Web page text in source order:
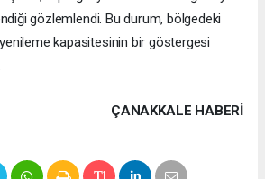
gözlemlendi. Bu durum, bölgedeki
kapasitesinin bir göstergesi
ÇANAKKALE HABERİ